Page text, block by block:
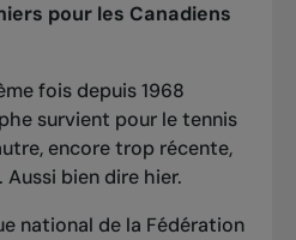
pour les Canadiens
fois depuis 1968
survient pour le tennis
encore trop récente,
Aussi bien dire hier.
national de la Fédération